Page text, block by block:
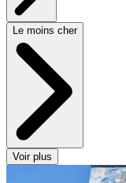
Le moins cher
Voir plus